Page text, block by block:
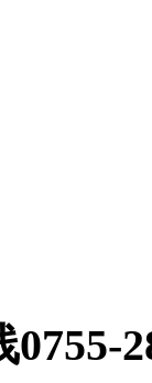
0755-